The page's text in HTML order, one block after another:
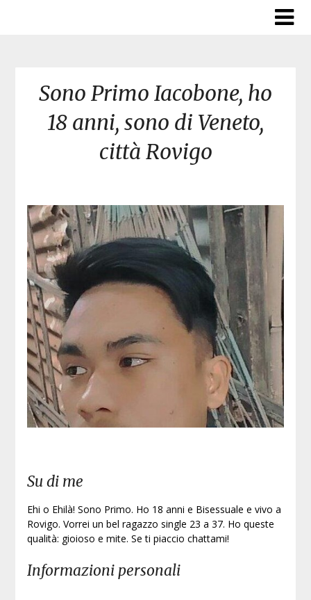
Sono Primo Iacobone, ho
18 anni, sono di Veneto,
città Rovigo
Su di me
Ehi o Ehilà! Sono Primo. Ho 18 anni e Bisessuale e vivo a
Rovigo. Vorrei un bel ragazzo single 23 a 37. Ho queste
qualità: gioioso e mite. Se ti piaccio chattami!
Informazioni personali